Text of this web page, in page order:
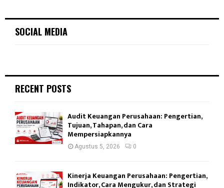
SOCIAL MEDIA
RECENT POSTS
Audit Keuangan Perusahaan: Pengertian,
Tujuan, Tahapan, dan Cara
Mempersiapkannya
Agustus 5, 2026 0
Kinerja Keuangan Perusahaan: Pengertian,
Indikator, Cara Mengukur, dan Strategi